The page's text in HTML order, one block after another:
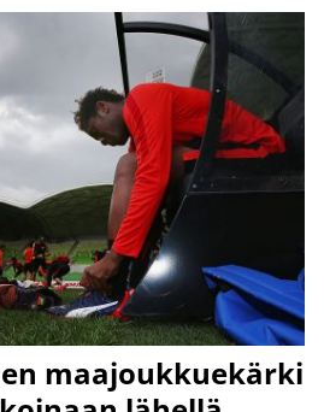
maajoukkuekärki